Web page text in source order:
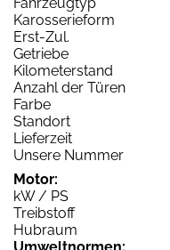
Karosserieform
Erst-Zul.
Getriebe
Kilometerstand
Anzahl der Türen
Farbe
Standort
Lieferzeit
Unsere Nummer
Motor:
kW / PS
Treibstoff
Hubraum